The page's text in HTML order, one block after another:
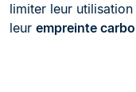
limiter leur
leur empreinte